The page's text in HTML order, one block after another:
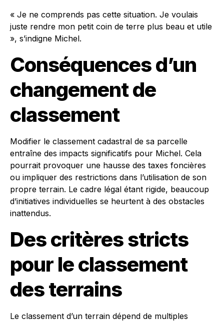
« Je ne comprends pas cette situation. Je voulais
juste rendre mon petit coin de terre plus beau et utile
», s’indigne Michel.
Conséquences d’un
changement de
classement
Modifier le classement cadastral de sa parcelle
entraîne des impacts significatifs pour Michel. Cela
pourrait provoquer une hausse des taxes foncières
ou impliquer des restrictions dans l’utilisation de son
propre terrain. Le cadre légal étant rigide, beaucoup
d’initiatives individuelles se heurtent à des obstacles
inattendus.
Des critères stricts
pour le classement
des terrains
Le classement d’un terrain dépend de multiples